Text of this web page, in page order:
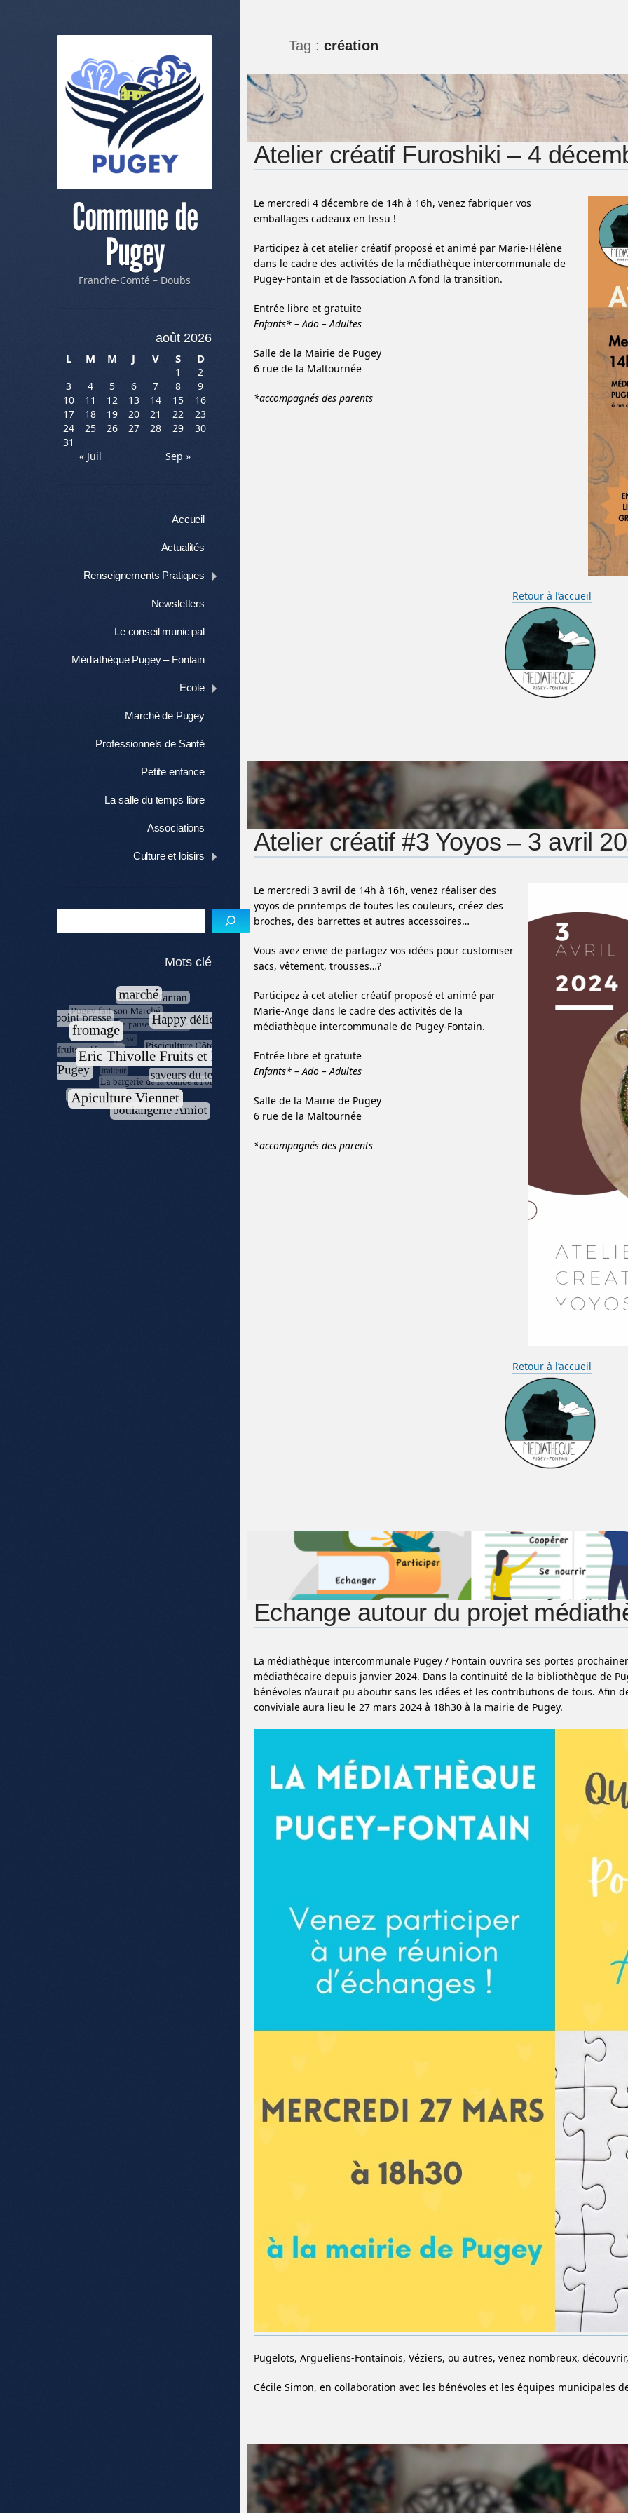
Commune de
Pugey
Franche-Comté – Doubs
août 2026
L
M M J V S D
1
2
3
4 5 6 7 8
9
10
11 12 13 14 15
16
17
18 19 20 21 22
23
24
25 26 27 28 29
30
31
« Juil
Sep »
Accueil
Actualités
Renseignements Pratiques
Newsletters
Le conseil municipal
Médiathèque Pugey – Fontain
Ecole
Marché de Pugey
Professionnels de Santé
Petite enfance
La salle du temps libre
Associations
Culture et loisirs
Tag : création
Atelier créatif Furoshiki – 4
Le mercredi 4 décembre de 14h à 16h, venez fabriquer vos
emballages cadeaux en tissu !
Participez à cet atelier créatif proposé et animé par Marie-Hélène
dans le cadre des activités de la médiathèque intercommunale de
Pugey-Fontain et de l’association A fond la transition.
Entrée libre et gratuite
Enfants* – Ado – Adultes
Salle de la Mairie de Pugey
6 rue de la Maltournée
*accompagnés des parents
Retour à l’accueil
Atelier créatif #3 Yoyos – 3 avril
Le mercredi 3 avril de 14h à 16h, venez réaliser des
yoyos de printemps de toutes les couleurs, créez des
broches, des barrettes et autres accessoires…
Vous avez envie de partagez vos idées pour customiser
sacs, vêtement, trousses…?
Participez à cet atelier créatif proposé et animé par
Marie-Ange dans le cadre des activités de la
médiathèque intercommunale de Pugey-Fontain.
Entrée libre et gratuite
Enfants* – Ado – Adultes
Salle de la Mairie de Pugey
6 rue de la Maltournée
*accompagnés des parents
Retour à l’accueil
Echange autour du projet
La médiathèque intercommunale Pugey / Fontain ouvrira ses portes
médiathécaire depuis janvier 2024. Dans la continuité de la bibliothèque de
bénévoles n’aurait pu aboutir sans les idées et les contributions de tous. Afin
conviviale aura lieu le 27 mars 2024 à 18h30 à la mairie de Pugey.
Pugelots, Argueliens-Fontainois, Véziers, ou autres, venez nombreux,
Cécile Simon, en collaboration avec les bénévoles et les équipes municipales
Mots clé